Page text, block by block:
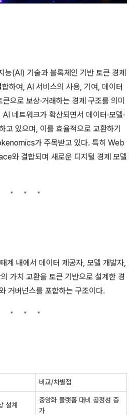
(AI) 기술과 블록체인 기반 토큰 경제
하여, AI 서비스의 사용, 기여, 데이터
으로 보상·거래하는 경제 구조를 의미
네트워크가 확산되면서 데이터·모델·
고 있으며, 이를 효율적으로 교환하기
가 주목받고 있다. 특히 Web
와 결합되며 새로운 디지털 경제 모델
내에서 데이터 제공자, 모델 개발자,
가치 교환을 토큰 기반으로 설계한 경
거버넌스를 포함하는 구조이다.
비교/차별점
설계
중앙화 플랫폼 대비 공정성 증
가